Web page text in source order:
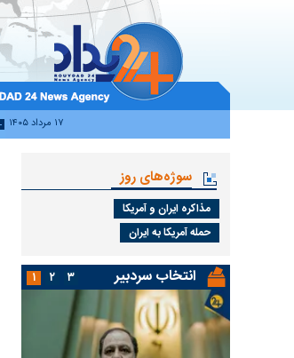
۱۷ مرداد ۱۴۰۵
سوژه‌های روز
مذاکره ایران و آمریکا
حمله آمریکا به ایران
انتخاب سردبیر ۱ ۲ ۳